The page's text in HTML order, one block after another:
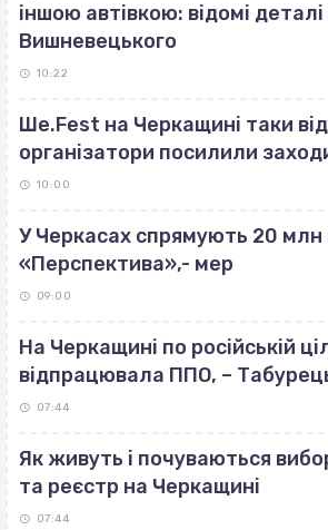
іншою автівкою: відомі
Вишневецького
10:22
Ше.Fest на Черкащині таки
організатори посилили
10:00
У Черкасах спрямують 20 млн
«Перспектива»,- мер
09:00
На Черкащині по російській
відпрацювала ППО, –
07:44
Як живуть і почуваються
та реєстр на Черкащині
07:44